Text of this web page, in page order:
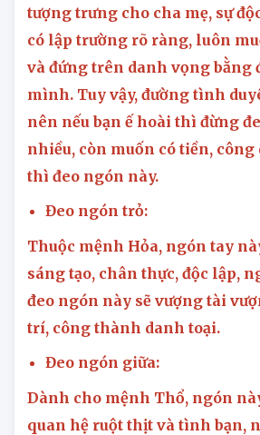
tượng trưng cho cha mẹ, sự
có lập trường rõ ràng, luôn
và đứng trên danh vọng bằng
mình. Tuy vậy, đường tình
nên nếu bạn ế hoài thì đừng
nhiều, còn muốn có tiền,
thì đeo ngón này.
Đeo ngón trỏ:
Thuộc mệnh Hỏa, ngón tay
sáng tạo, chân thực, độc lập,
đeo ngón này sẽ vượng tài
trí, công thành danh toại.
Đeo ngón giữa:
Dành cho mệnh Thổ, ngón
quan hệ ruột thịt và tình bạn,